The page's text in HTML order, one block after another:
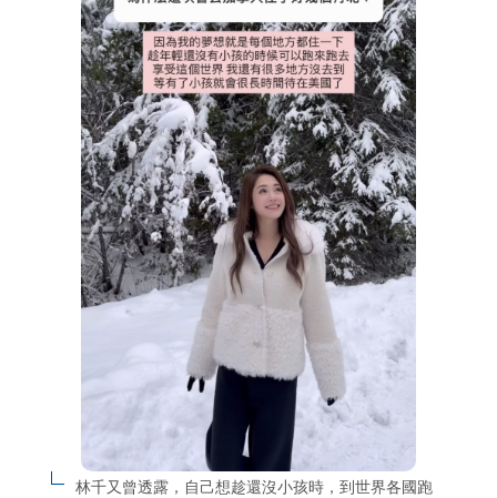
林千又曾透露，自己想趁還沒小孩時，到世界各國跑